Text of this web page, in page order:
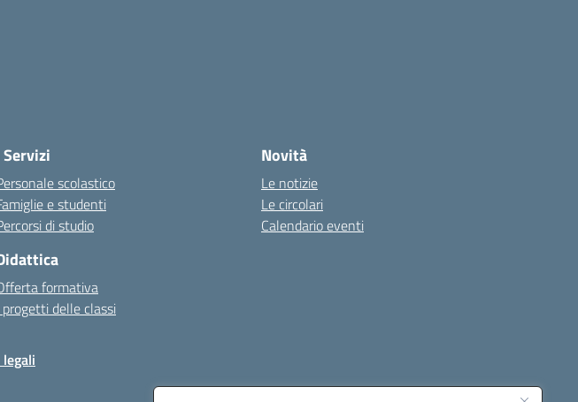
Servizi
scolastico
e studenti
di studio
formativa
progetti delle classi
Novità
Le notizie
Le circolari
Calendario eventi